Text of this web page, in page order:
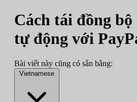
Cách tái đồng
tự động với
Bài viết này cũng có sẵn bằng:
Vietnamese